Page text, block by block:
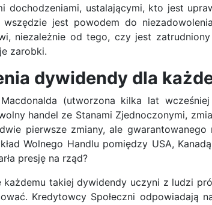
dochodzeniami, ustalającymi, kto jest
jest powodem do
niezależnie od tego, czy jest
zarobki.
dywidendy dla
(utworzona kilka lat
handel ze Stanami Zjednoczonymi,
pierwsze zmiany, ale
Wolnego Handlu pomiędzy USA,
presję na rząd?
takiej dywidendy uczyni z ludzi
Kredytowcy Społeczni odpowiadają